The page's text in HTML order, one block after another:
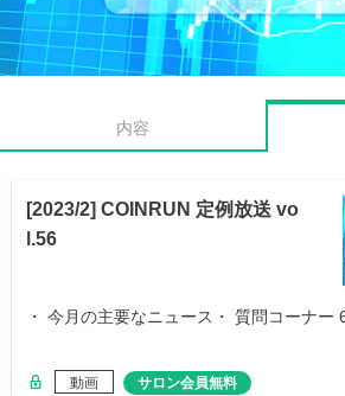
内容
[2023/2] COINRUN 定例放送 vo
l.56
・ 今月の主要なニュース・ 質問コーナー
動画 サロン会員無料